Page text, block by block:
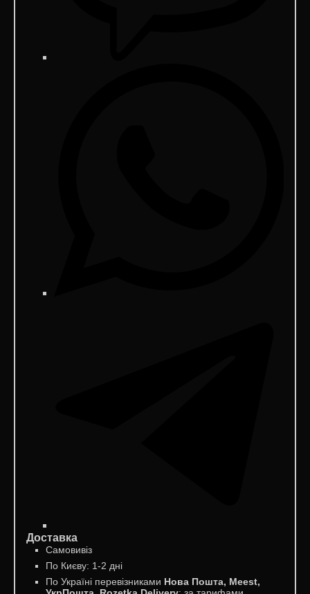
Доставка
Самовивіз
По Києву: 1-2 дні
По Україні перевізниками Нова Пошта, Meest,